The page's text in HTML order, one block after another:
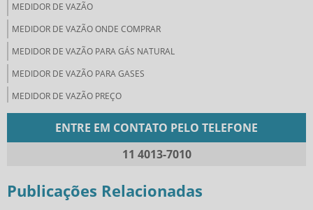
MEDIDOR DE VAZÃO
MEDIDOR DE VAZÃO ONDE COMPRAR
MEDIDOR DE VAZÃO PARA GÁS NATURAL
MEDIDOR DE VAZÃO PARA GASES
MEDIDOR DE VAZÃO PREÇO
MEDIDORES DE VAZÃO INDUSTRIAL
ORIFICIO DE RESTRIÇÃO COMPRAR
ENTRE EM CONTATO PELO TELEFONE
11 4013-7010
Publicações Relacionadas